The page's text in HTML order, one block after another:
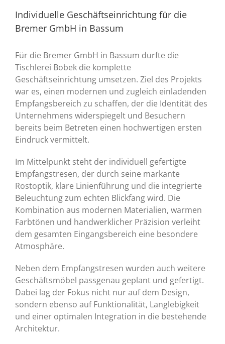
Individuelle Geschäftseinrichtung für die
Bremer GmbH in Bassum
Für die Bremer GmbH in Bassum durfte die
Tischlerei Bobek die komplette
Geschäftseinrichtung umsetzen. Ziel des Projekts
war es, einen modernen und zugleich einladenden
Empfangsbereich zu schaffen, der die Identität des
Unternehmens widerspiegelt und Besuchern
bereits beim Betreten einen hochwertigen ersten
Eindruck vermittelt.
Im Mittelpunkt steht der individuell gefertigte
Empfangstresen, der durch seine markante
Rostoptik, klare Linienführung und die integrierte
Beleuchtung zum echten Blickfang wird. Die
Kombination aus modernen Materialien, warmen
Farbtönen und handwerklicher Präzision verleiht
dem gesamten Eingangsbereich eine besondere
Atmosphäre.
Neben dem Empfangstresen wurden auch weitere
Geschäftsmöbel passgenau geplant und gefertigt.
Dabei lag der Fokus nicht nur auf dem Design,
sondern ebenso auf Funktionalität, Langlebigkeit
und einer optimalen Integration in die bestehende
Architektur.